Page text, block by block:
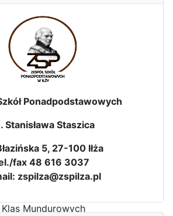
2026
Mundurowych
Ponadpodstawowych
Stanisława Staszica
5, 27-100 Iłża
fax 48 616 3037
zspilza@zspilza.pl